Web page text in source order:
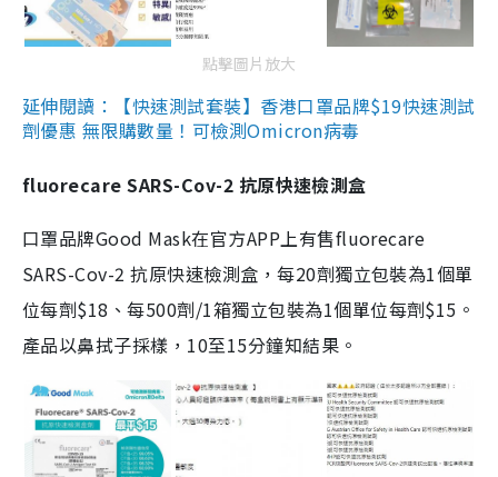
點擊圖片放大
延伸閱讀：【快速測試套裝】香港口罩品牌$19快速測試
劑優惠 無限購數量！可檢測Omicron病毒
fluorecare SARS-Cov-2 抗原快速檢測盒
口罩品牌Good Mask在官方APP上有售fluorecare
SARS-Cov-2 抗原快速檢測盒，每20劑獨立包裝為1個單
位每劑$18、每500劑/1箱獨立包裝為1個單位每劑$15。
產品以鼻拭子採樣，10至15分鐘知結果。